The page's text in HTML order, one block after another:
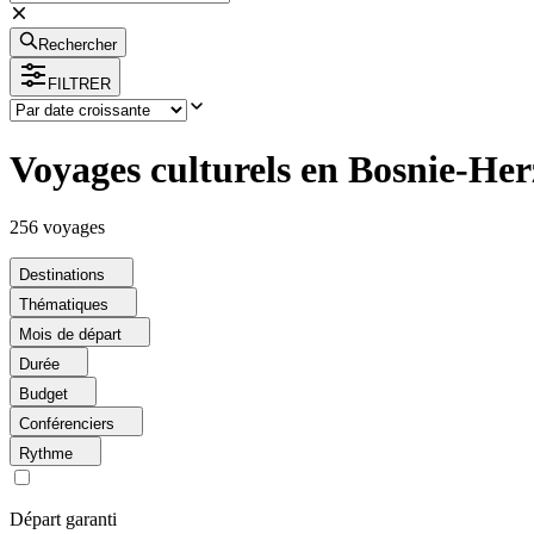
Rechercher
FILTRER
Voyages culturels en Bosnie-
256 voyages
Destinations
Thématiques
Mois de départ
Durée
Budget
Conférenciers
Rythme
Départ garanti